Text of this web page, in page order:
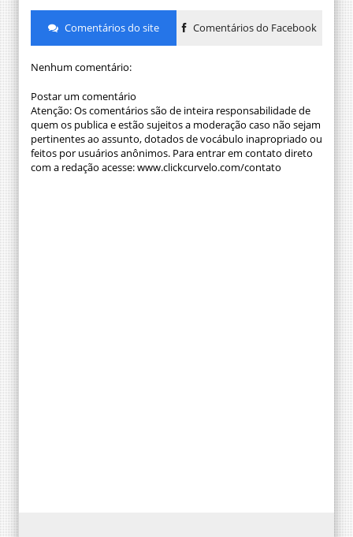
Comentários do site Comentários do Facebook
Nenhum comentário:
Postar um comentário
Atenção: Os comentários são de inteira responsabilidade de
quem os publica e estão sujeitos a moderação caso não sejam
pertinentes ao assunto, dotados de vocábulo inapropriado ou
feitos por usuários anônimos. Para entrar em contato direto
com a redação acesse: www.clickcurvelo.com/contato